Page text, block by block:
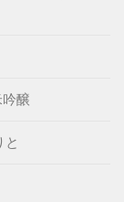
吟醸
と